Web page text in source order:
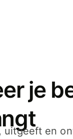
je
uitgeeft en